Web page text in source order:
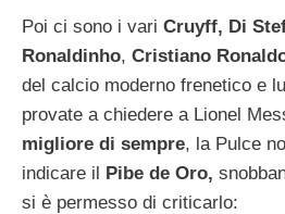
Poi ci sono i vari Cruyff, Di
Ronaldinho, Cristiano
del calcio moderno frenetico e
provate a chiedere a Lionel
migliore di sempre, la Pulce
indicare il Pibe de Oro,
si è permesso di criticarlo: